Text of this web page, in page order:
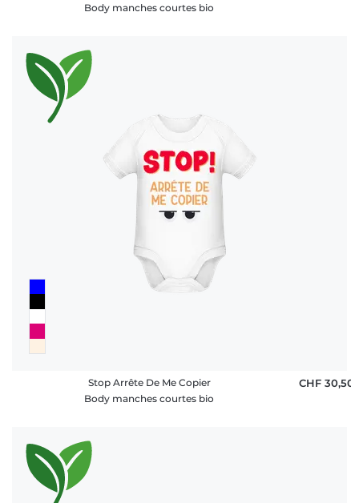
Body manches courtes bio
Stop Arrête De Me Copier
Body manches courtes bio
CHF 30,50